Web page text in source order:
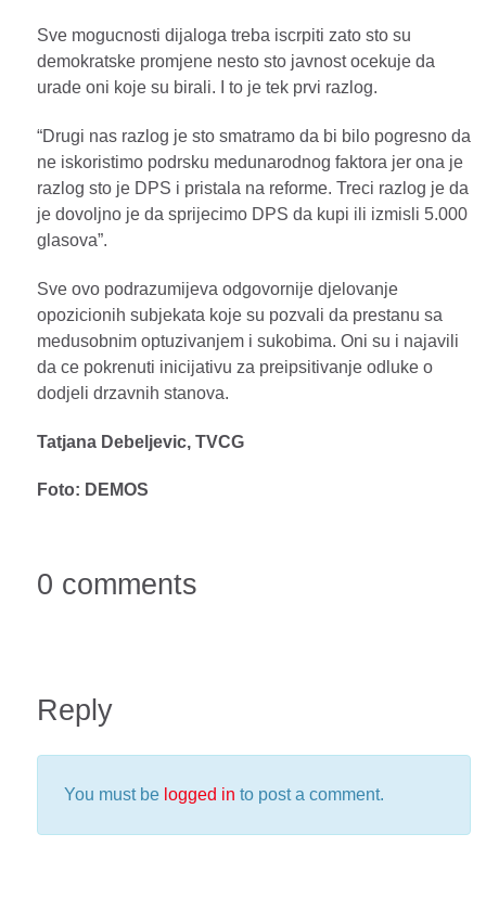
Sve mogucnosti dijaloga treba iscrpiti zato sto su
demokratske promjene nesto sto javnost ocekuje da
urade oni koje su birali. I to je tek prvi razlog.
“Drugi nas razlog je sto smatramo da bi bilo pogresno da
ne iskoristimo podrsku medunarodnog faktora jer ona je
razlog sto je DPS i pristala na reforme. Treci razlog je da
je dovoljno je da sprijecimo DPS da kupi ili izmisli 5.000
glasova”.
Sve ovo podrazumijeva odgovornije djelovanje
opozicionih subjekata koje su pozvali da prestanu sa
medusobnim optuzivanjem i sukobima. Oni su i najavili
da ce pokrenuti inicijativu za preipsitivanje odluke o
dodjeli drzavnih stanova.
Tatjana Debeljevic, TVCG
Foto: DEMOS
0 comments
Reply
You must be logged in to post a comment.